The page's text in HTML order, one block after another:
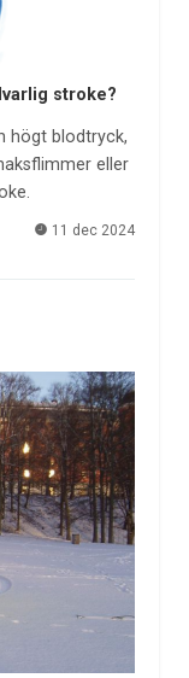
stroke?
högt blodtryck,
eller
11 dec 2024